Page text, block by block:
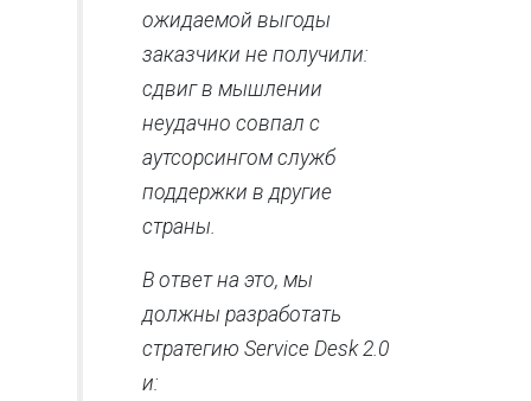
ожидаемой выгоды
заказчики не получили:
сдвиг в мышлении
неудачно совпал с
аутсорсингом служб
поддержки в другие
страны.
В ответ на это, мы
должны разработать
стратегию Service Desk 2.0
и: